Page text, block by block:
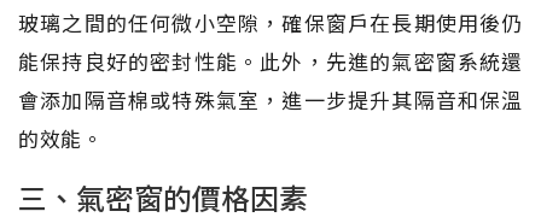
玻璃之間的任何微小空隙，確保窗戶在長期使用後仍
能保持良好的密封性能。此外，先進的氣密窗系統還
會添加隔音棉或特殊氣室，進一步提升其隔音和保溫
的效能。
三、氣密窗的價格因素